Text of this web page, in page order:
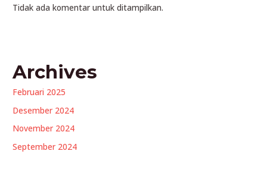
Tidak ada komentar untuk ditampilkan.
Archives
Februari 2025
Desember 2024
November 2024
September 2024